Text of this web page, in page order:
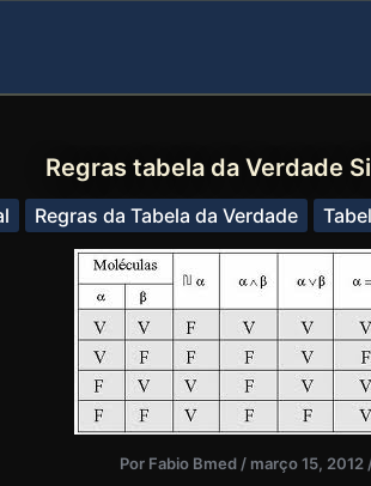
Regras tabela da Verdade
Regras da Tabela da Verdade
Por Fabio Bmed / março 15, 2012